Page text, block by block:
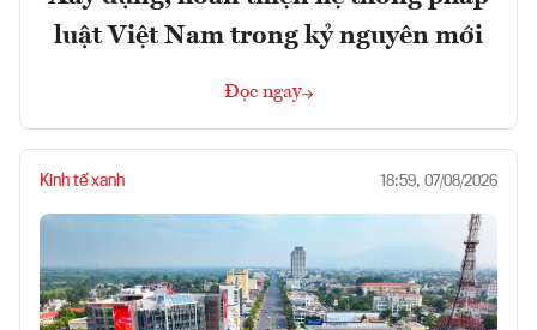
luật Việt Nam trong kỷ nguyên mới
Đọc ngay
Kinh tế xanh 18:59, 07/08/2026